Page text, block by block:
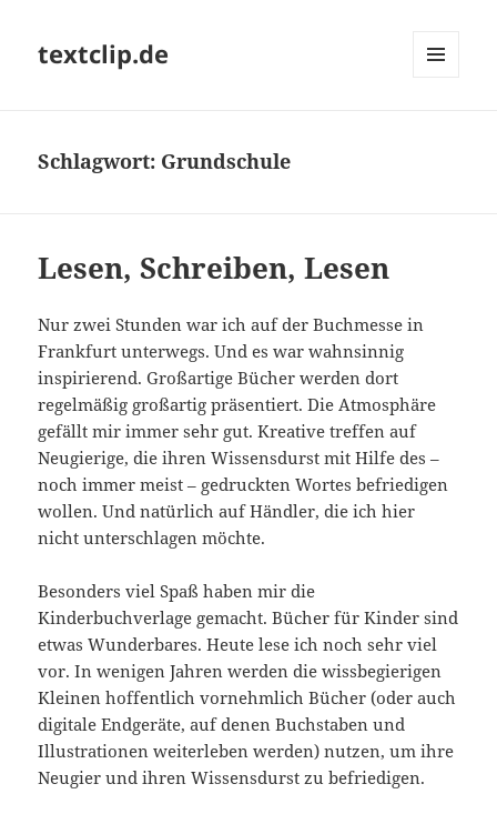
textclip.de
Schlagwort: Grundschule
Lesen, Schreiben, Lesen
Nur zwei Stunden war ich auf der Buchmesse in
Frankfurt unterwegs. Und es war wahnsinnig
inspirierend. Großartige Bücher werden dort
regelmäßig großartig präsentiert. Die Atmosphäre
gefällt mir immer sehr gut. Kreative treffen auf
Neugierige, die ihren Wissensdurst mit Hilfe des –
noch immer meist – gedruckten Wortes befriedigen
wollen. Und natürlich auf Händler, die ich hier
nicht unterschlagen möchte.
Besonders viel Spaß haben mir die
Kinderbuchverlage gemacht. Bücher für Kinder sind
etwas Wunderbares. Heute lese ich noch sehr viel
vor. In wenigen Jahren werden die wissbegierigen
Kleinen hoffentlich vornehmlich Bücher (oder auch
digitale Endgeräte, auf denen Buchstaben und
Illustrationen weiterleben werden) nutzen, um ihre
Neugier und ihren Wissensdurst zu befriedigen.